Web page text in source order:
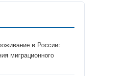
в России:
миграционного